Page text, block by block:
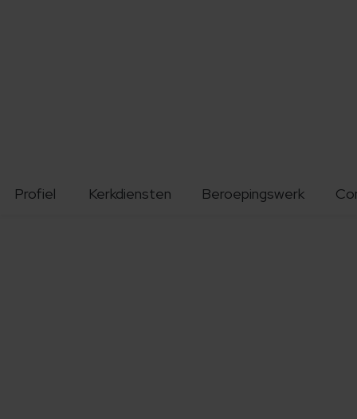
Profiel Kerkdiensten Beroepingswerk